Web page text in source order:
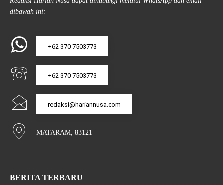
dibawah ini:
+62 370 7503773
+62 370 7503773
redaksi@hariannusa.com
MATARAM, 83121
BERITA TERBARU